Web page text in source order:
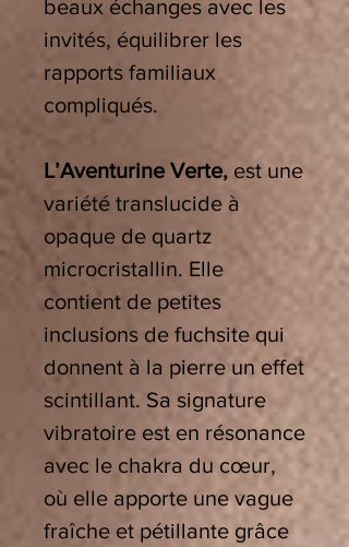
beaux échanges avec les
invités, équilibrer les
rapports familiaux
compliqués.
L’Aventurine Verte, est une
variété translucide à
opaque de quartz
microcristallin. Elle
contient de petites
inclusions de fuchsite qui
donnent à la pierre un effet
scintillant. Sa signature
vibratoire est en résonance
avec le chakra du cœur,
où elle apporte une vague
fraîche et pétillante grâce